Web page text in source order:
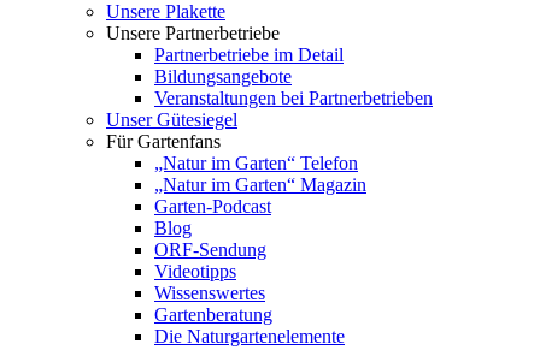
Unsere Plakette
Unsere Partnerbetriebe
Partnerbetriebe im Detail
Bildungsangebote
Veranstaltungen bei Partnerbetrieben
Unser Gütesiegel
Für Gartenfans
„Natur im Garten“ Telefon
„Natur im Garten“ Magazin
Garten-Podcast
Blog
ORF-Sendung
Videotipps
Wissenswertes
Gartenberatung
Die Naturgartenelemente